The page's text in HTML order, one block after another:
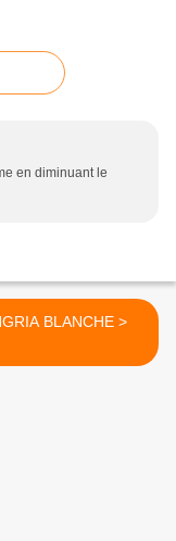
en diminuant le
SANGRIA BLANCHE >